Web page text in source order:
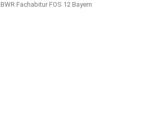
BWR Fachabitur FOS 12 Bayern